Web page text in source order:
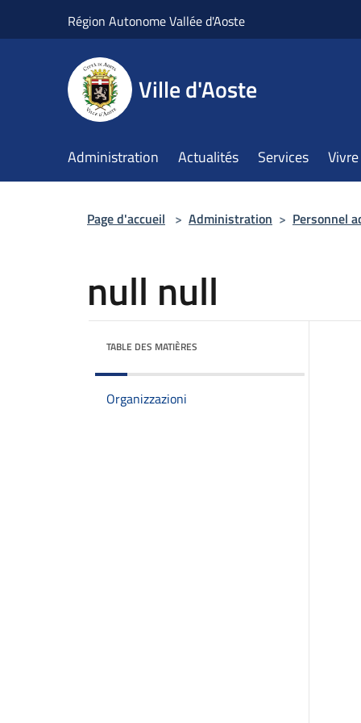
Région Autonome Vallée d'Aoste
Ville d'Aoste
Administration Actualités Services
Page d'accueil > Administration > Personnel
null null
TABLE DES MATIÈRES
Organizzazioni